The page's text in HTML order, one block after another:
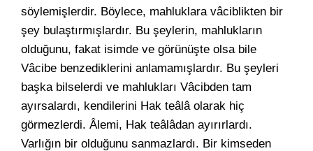
söylemişlerdir. Böylece, mahluklara vâciblikten bir
şey bulaştırmışlardır. Bu şeylerin, mahlukların
olduğunu, fakat isimde ve görünüşte olsa bile
Vâcibe benzediklerini anlamamışlardır. Bu şeyleri
başka bilselerdi ve mahlukları Vâcibden tam
ayırsalardı, kendilerini Hak teâlâ olarak hiç
görmezlerdi. Âlemi, Hak teâlâdan ayırırlardı.
Varlığın bir olduğunu sanmazlardı. Bir kimseden